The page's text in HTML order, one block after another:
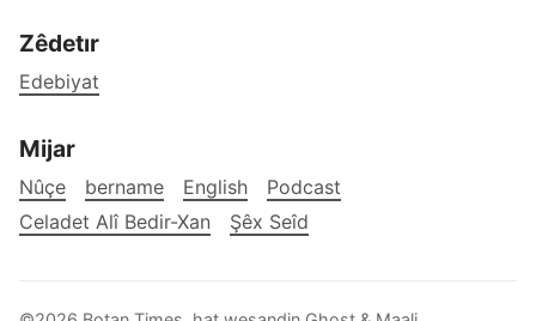
Zêdetır
Edebiyat
Mijar
Nûçe bername English
Podcast
Celadet Alî Bedir-Xan
Şêx Seîd